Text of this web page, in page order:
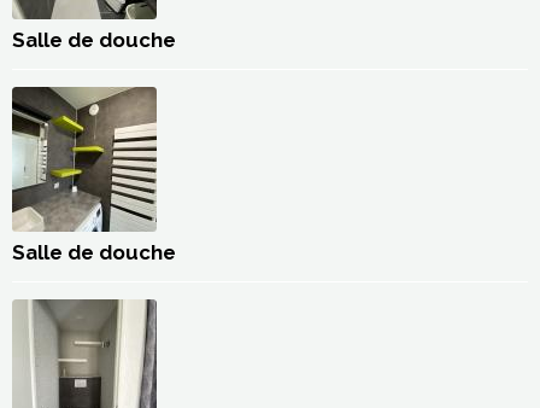
Salle de douche
Salle de douche